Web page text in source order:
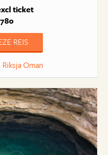
ticket
REIS
Oman